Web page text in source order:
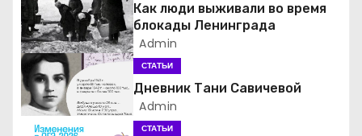
я
п
о
з
Как люди выживали во время
блокады Ленинграда
Admin
СТАТЬИ
Дневник Тани Савичевой
Admin
СТАТЬИ